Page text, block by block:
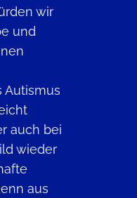
wir
und
Autismus
auch bei
wieder
aus